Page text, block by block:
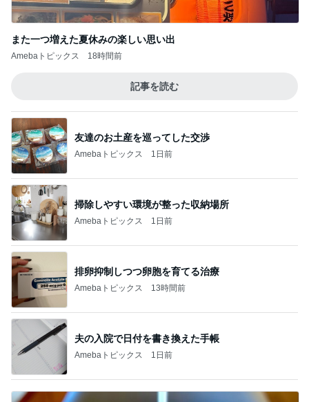
また一つ増えた夏休みの楽しい思い出
Amebaトピックス 18時間前
記事を読む
友達のお土産を巡ってした交渉
Amebaトピックス 1日前
掃除しやすい環境が整った収納場所
Amebaトピックス 1日前
排卵抑制しつつ卵胞を育てる治療
Amebaトピックス 13時間前
夫の入院で日付を書き換えた手帳
Amebaトピックス 1日前